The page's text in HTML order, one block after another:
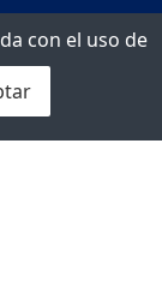
con el uso de